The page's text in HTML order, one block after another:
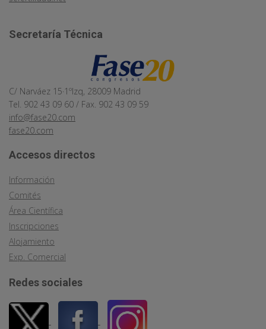
Secretaría Técnica
C/ Narváez 15·1ºIzq, 28009 Madrid
Tel. 902 43 09 60 / Fax. 902 43 09 59
info@fase20.com
fase20.com
Accesos directos
Información
Comités
Área Científica
Inscripciones
Alojamiento
Exp. Comercial
Redes sociales